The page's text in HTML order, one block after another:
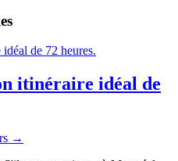
itinéraire idéal de
→